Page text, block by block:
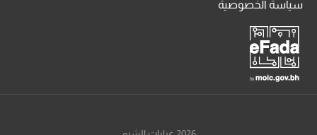
سياسة الخصوصية